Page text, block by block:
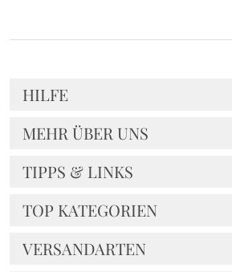
HILFE
MEHR ÜBER UNS
TIPPS & LINKS
TOP KATEGORIEN
VERSANDARTEN